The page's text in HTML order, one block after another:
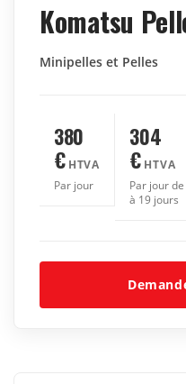
Komatsu
Minipelles et Pelles
380
€ HTVA
Par jour
304
€ HTVA
Par jour de
à 19 jours